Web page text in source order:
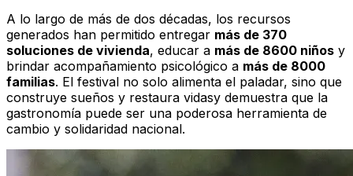
A lo largo de más de dos décadas, los recursos
generados han permitido entregar más de 370
soluciones de vivienda, educar a más de 8600 niños y
brindar acompañamiento psicológico a más de 8000
familias. El festival no solo alimenta el paladar, sino que
construye sueños y restaura vidasy demuestra que la
gastronomía puede ser una poderosa herramienta de
cambio y solidaridad nacional.